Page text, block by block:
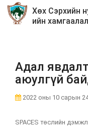
Хөх Сэрхийн
ийн
Адал
аюулгүй
2022 оны 10 сарын
SPACES төслийн